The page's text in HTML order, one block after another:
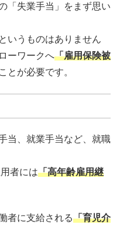
「失業手当」をまず思い
いうものはありません
ーワークへ「雇用保険被
とが必要です。
当、就業手当など、就職
者には「高年齢雇用継
者に支給される「育児介